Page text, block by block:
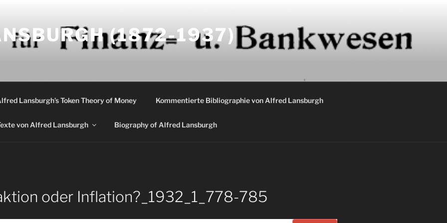
(1872-1937)
Lansburgh’s Token Theory of Money Kommentierte Bibliographie von Alfred Lansburgh
von Alfred Lansburgh Biography of Alfred Lansburgh
oder Inflation?_1932_1_778-785